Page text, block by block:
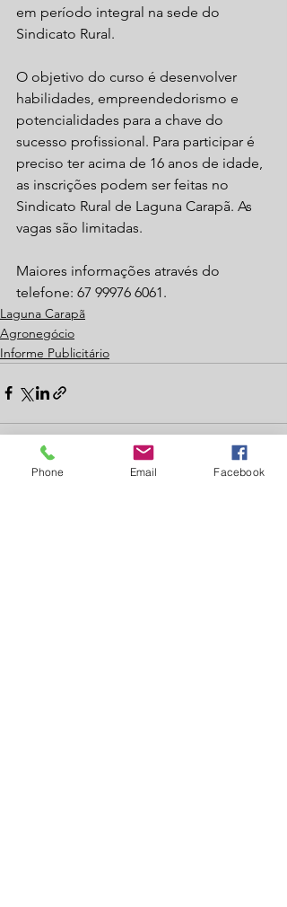
em período integral na sede do
Sindicato Rural.
O objetivo do curso é desenvolver
habilidades, empreendedorismo e
potencialidades para a chave do
sucesso profissional. Para participar é
preciso ter acima de 16 anos de idade,
as inscrições podem ser feitas no
Sindicato Rural de Laguna Carapã. As
vagas são limitadas.
Maiores informações através do
telefone: 67 99976 6061.
Laguna Carapã
Agronegócio
Informe Publicitário
Phone Email Facebook